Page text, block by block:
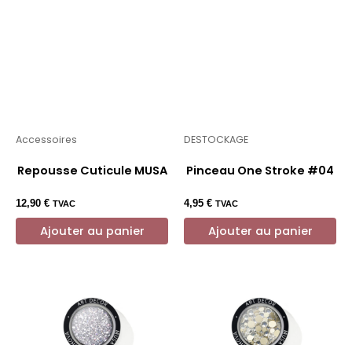
Accessoires
Repousse Cuticule MUSA
12,90 € TVAC
Ajouter au panier
DESTOCKAGE
Pinceau One Stroke #04
4,95 € TVAC
Ajouter au panier